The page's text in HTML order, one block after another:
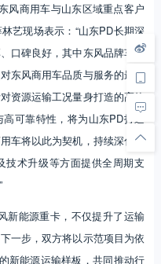
风商用车与山东区域重点客户
艺现场表示：“山东PD长期深
口碑良好，其中东风品牌车辆
东风商用车品质与服务的最好
资源运输工况量身打造的高效
可靠特性，将为山东PD打造
车将以此为契机，持续深化双
技术升级等方面提供全周期支
新能源重卡，不仅提升了运输
一步，双方将以示范项目为依
新能源运输样板，共同推动行